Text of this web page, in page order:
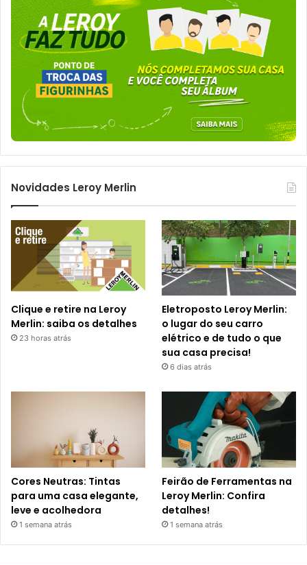
Novidades Leroy Merlin
Clique e retire na Leroy
Merlin: saiba os detalhes
23 horas atrás
Eletroposto Leroy Merlin:
o lugar do seu carro
elétrico e de tudo o que
sua casa precisa!
6 dias atrás
Cores Neutras: Tintas
para uma casa elegante,
leve e acolhedora
1 semana atrás
Feirão de Ferramentas na
Leroy Merlin: Confira
detalhes!
1 semana atrás